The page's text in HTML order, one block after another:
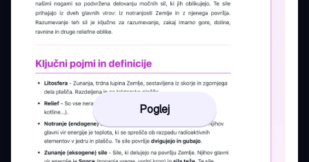
Poglej